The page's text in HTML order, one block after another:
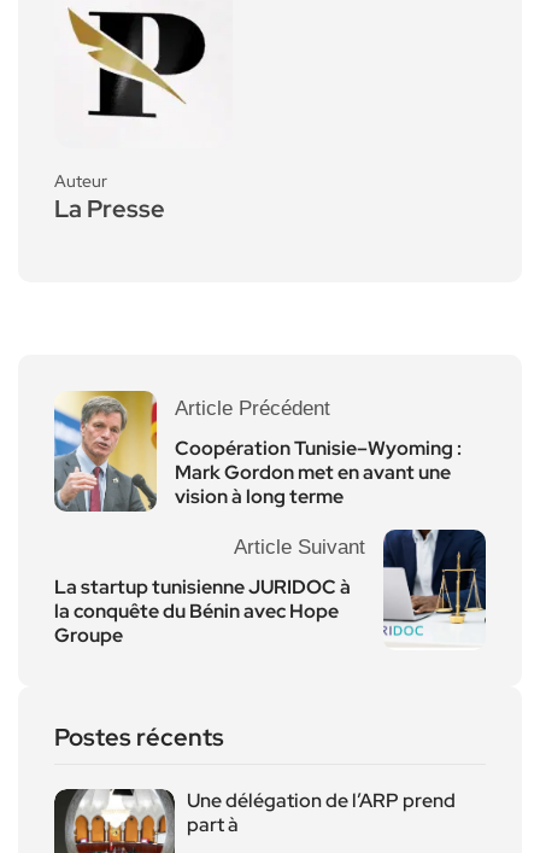
Auteur
La Presse
Article Précédent
Coopération Tunisie–Wyoming :
Mark Gordon met en avant une
vision à long terme
Article Suivant
La startup tunisienne JURIDOC à
la conquête du Bénin avec Hope
Groupe
Postes récents
Une délégation de l’ARP prend
part à